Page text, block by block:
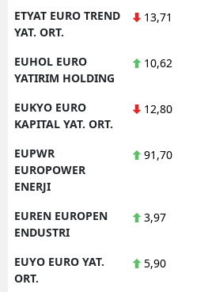
ETYAT EURO TREND
YAT. ORT.
13,71
EUHOL EURO
YATIRIM HOLDING
10,62
EUKYO EURO
KAPITAL YAT. ORT.
12,80
EUPWR
EUROPOWER
ENERJI
91,70
EUREN EUROPEN
ENDUSTRI
3,97
EUYO EURO YAT.
ORT.
5,90